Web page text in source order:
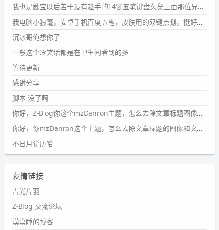
#PubWord要不我每年汇总整理一次？？碎雨集_沉冰浮水_
第1页https://www.wdssmq.com/tag/%E7%A2%8E%E9%9
B%A8%E9%9B%86/
wdssmq
2024-09-23 20:58:40
#PubWord
条嘟？？？？
wdssmq
2024-09-15 10:32:07
#PubWordVSCode 内 git 操作卡住的时候没办法主动取消
一直是个痛点，一般都是推送或拉取，今天连提交都卡
了。。
wdssmq
2024-09-11 08:45:43
#PubWord
然后天凉了，为了应对踢被子买了睡袋，不知道 1.2 米会不
会略窄。。
wdssmq
2024-09-09 19:43:00
我也是触宝以后苦于没有趁手的14键五笔键盘久矣上面那位兄台用的百度双键点划布局我也用过很久，那个皮肤做得很粗糙，个别键位的触发区域是错位的，快速打字时很容易出错，修改它的皮肤文件校正后勉强能用，但早年出的皮肤分辨率太低，实在谈不上美观。百度小米定制版的商店里有一个"小黑板"皮肤还不错(百度官方输入法商店里没有)，但那个风格我不喜欢这两天找到了一个叫"森林集"的公众号，开发了海量的皮肤，很多都有14键版本，付费但很便宜，几块钱，终于有自己满意的输入法了搜了一下，这个工作室还是百度的官方合作伙伴，不知道为什么14键作品都不在官方商店上架，难道是百度官方在刻意放弃14键？
我电脑小狼毫，安卓手机百度五笔，皮肤用的双键点划，挺好的。
沉冰哥俺想你了
一般这个冷笑话都是在卫生间看到的多
等待更新
感谢分享
脚本 没了啊
你好，Z-Blog你这个mzDanron主题，怎么去除文章标题图像和文章摘要，仅显示标题，感谢回复！
你好，你mzDanron这个主题，怎么去除文章标题的图像和文章摘要！仅显示标题，感谢回复解决！
不日月觉历哈
友情链接
吉光片羽
Z-Blog 交流论坛
漠漠睡的博客